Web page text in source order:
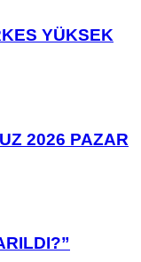
YÜKSEK
2026 PAZAR